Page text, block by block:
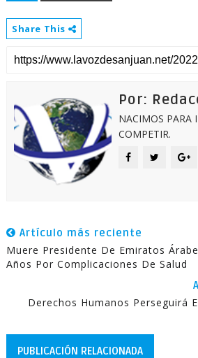
Share This
Por:
NACIMOS PARA
COMPETIR.
Artículo más reciente
Muere Presidente De Emiratos
Años Por Complicaciones De Salud
Derechos Humanos Perseguirá
PUBLICACIÓN RELACIONADA